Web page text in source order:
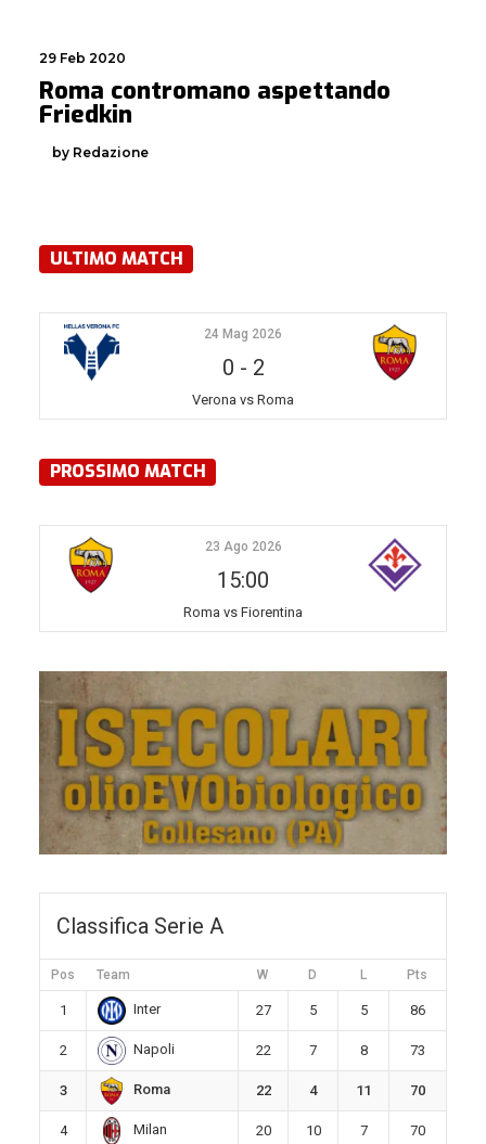
29 Feb 2020
Roma contromano aspettando
Friedkin
by Redazione
ULTIMO MATCH
24 Mag 2026
0 - 2
Verona vs Roma
PROSSIMO MATCH
23 Ago 2026
15:00
Roma vs Fiorentina
Classifica Serie A
Pos Team W D L Pts
1 Inter 27 5 5 86
2 Napoli 22 7 8 73
3 Roma 22 4 11 70
4 Milan 20 10 7 70